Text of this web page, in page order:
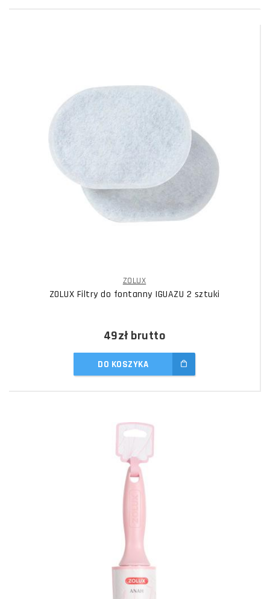
ZOLUX
ZOLUX Filtry do fontanny IGUAZU 2 sztuki
49złbrutto
DO KOSZYKA